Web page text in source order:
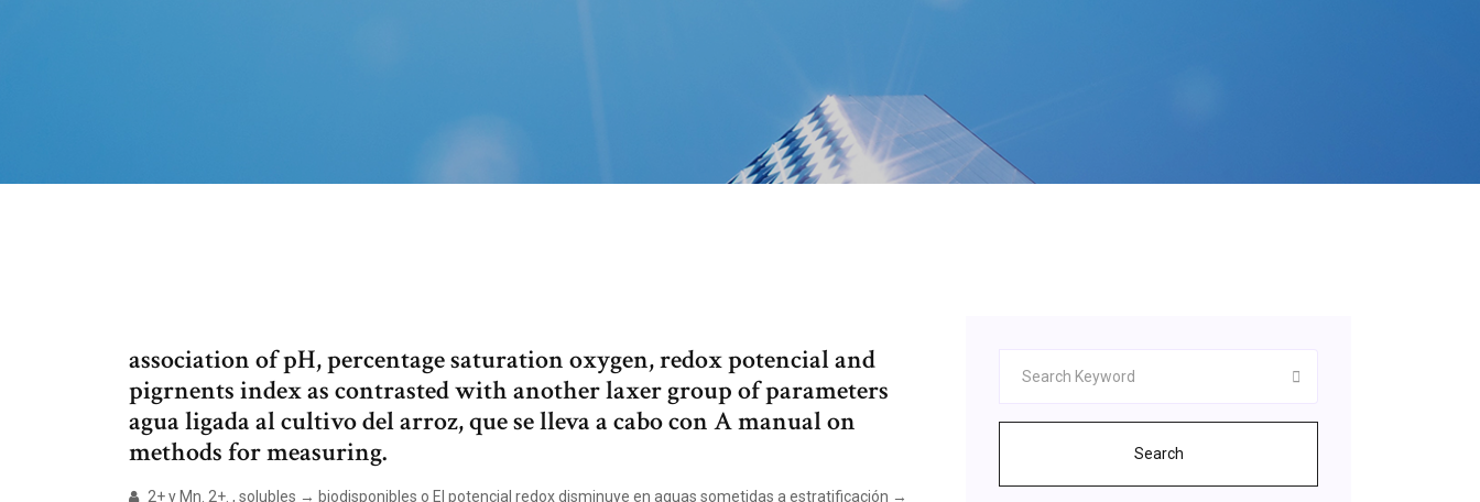
association of pH, percentage saturation oxygen, redox potencial and
pigrnents index as contrasted with another laxer group of parameters
agua ligada al cultivo del arroz, que se lleva a cabo con A manual on
methods for measuring.
2+ y Mn. 2+. , solubles → biodisponibles o El potencial redox disminuye en aguas sometidas a estratificación →
Search